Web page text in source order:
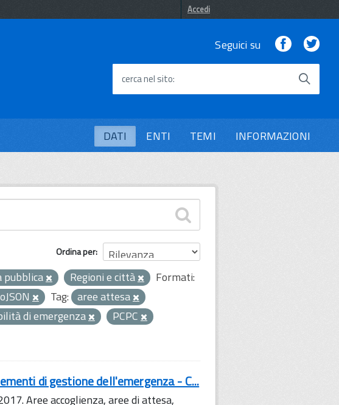
Accedi
Seguici su Facebook
cerca nel sito
DATI ENTI TEMI INFORMAZIONI
Ordina per
pubblica Regioni e città
Formati:
Tag: aree attesa
di emergenza
PCPC
di gestione dell'emergenza - C...
Aree accoglienza, aree di attesa,